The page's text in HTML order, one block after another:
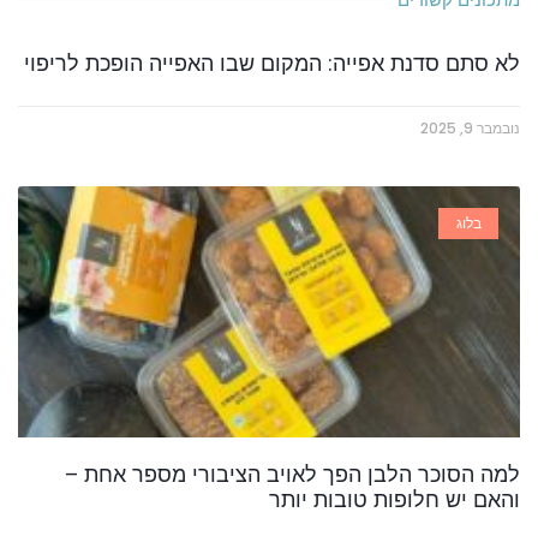
לא סתם סדנת אפייה: המקום שבו האפייה הופכת לריפוי
נובמבר 9, 2025
בלוג
למה הסוכר הלבן הפך לאויב הציבורי מספר אחת –
והאם יש חלופות טובות יותר